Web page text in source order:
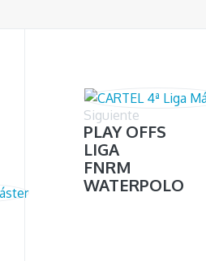
Siguiente
PLAY OFFS
LIGA
FNRM
WATERPOLO